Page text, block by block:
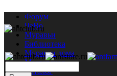
Форум
ЧаВо
Муравьи
Библиотека
Муравьи дома
Мастерская
Каталог